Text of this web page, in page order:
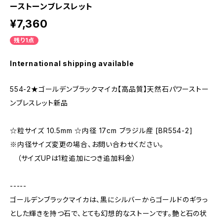
ーストーンブレスレット
¥7,360
残り1点
International shipping available
554-2★ゴールデンブラックマイカ【高品質】天然石パワーストー
ンブレスレット新品
☆粒サイズ 10.5mm ☆内径 17cm ブラジル産 [BR554-2]
※内径サイズ変更の場合、お問い合わせください。
（サイズUPは1粒追加につき追加料金）
-----
ゴールデンブラックマイカは、黒にシルバーからゴールドのギラっ
とした輝きを持つ石で、とても幻想的なストーンです。艶と石の状